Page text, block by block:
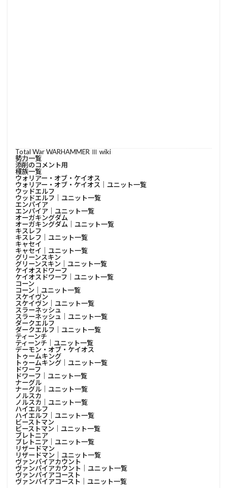
Total War WARHAMMER Ⅲ wiki
勢力一覧
添削のコメント用
種族一覧
ウォリアー・オブ・ケイオス
ウォリアー・オブ・ケイオス│ユニット一覧
ウッドエルフ
ウッドエルフ│ユニット一覧
エンパイア
エンパイア│ユニット一覧
オーガキングダム
オーガキングダム│ユニット一覧
キスレフ
キスレフ│ユニット一覧
キャセイ
キャセイ│ユニット一覧
グリーンスキン
グリーンスキン│ユニット一覧
ケイオスドワーフ
ケイオスドワーフ│ユニット一覧
コーン
コーン│ユニット一覧
スケイヴン
スケイヴン│ユニット一覧
スラーネッシュ
スラーネッシュ│ユニット一覧
ダークエルフ
ダークエルフ│ユニット一覧
ティーンチ
ティーンチ│ユニット一覧
デーモン・オブ・ケイオス
トゥームキング
トゥームキング│ユニット一覧
ドワーフ
ドワーフ│ユニット一覧
ナーグル
ナーグル│ユニット一覧
ノルスカ
ノルスカ│ユニット一覧
ハイエルフ
ハイエルフ│ユニット一覧
ビーストマン
ビーストマン│ユニット一覧
ブレトニア
ブレトニア│ユニット一覧
リザードマン
リザードマン│ユニット一覧
ヴァンパイアカウント
ヴァンパイアカウント│ユニット一覧
ヴァンパイアコースト
ヴァンパイアコースト│ユニット一覧